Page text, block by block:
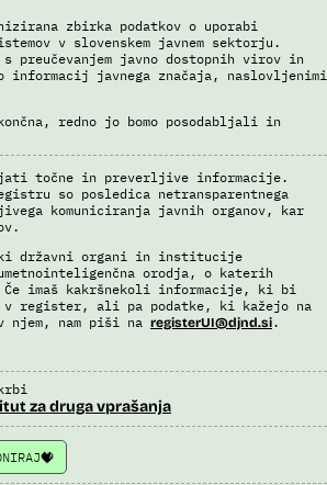
zbirka podatkov o uporabi
v slovenskem javnem sektorju.
preučevanjem javno dostopnih virov in
informacij javnega značaja, naslovljenimi
redno jo bomo posodabljali in
točne in preverljive informacije.
so posledica netransparentnega
komuniciranja javnih organov, kar
državni organi in institucije
orodja, o katerih
Če imaš kakršnekoli informacije, ki bi
register, ali pa podatke, ki kažejo na
njem, nam piši na registerUI@djnd.si.
za druga vprašanja